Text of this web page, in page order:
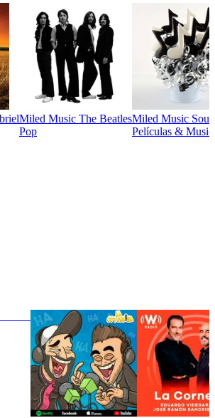
Miled Music The Beatles
Pop
Miled Music
Películas &